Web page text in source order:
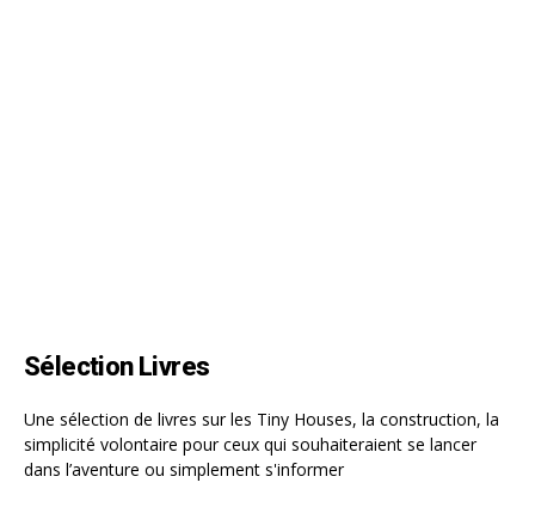
Sélection Livres
Une sélection de livres sur les Tiny Houses, la construction, la
simplicité volontaire pour ceux qui souhaiteraient se lancer
dans l’aventure ou simplement s'informer